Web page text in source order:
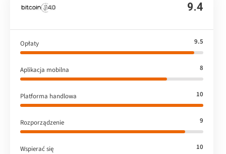
9.4
Opłaty 9.5
Aplikacja mobilna 8
Platforma handlowa 10
Rozporządzenie 9
Wspierać się 10